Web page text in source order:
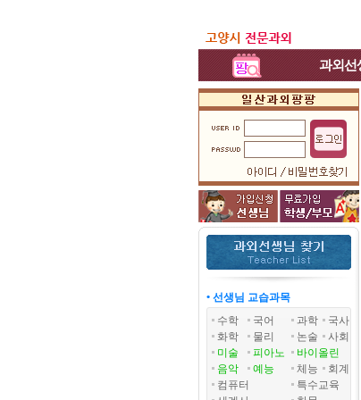
과외선
• 선생님 교습과목
수학
국어 과학
국사
화학
물리 논술
사회
미술
피아노
바이올린
음악
예능 체능
회계
컴퓨터
특수교육